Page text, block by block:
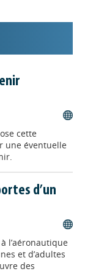
public
les
de
Professionnel
Enfance
pour
cette
une éventuelle
d’un
l’aéronautique
et d’adultes
des